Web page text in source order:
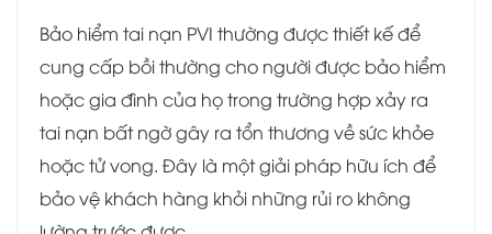
Bảo hiểm tai nạn PVI thường được thiết kế để
cung cấp bồi thường cho người được bảo hiểm
hoặc gia đình của họ trong trường hợp xảy ra
tai nạn bất ngờ gây ra tổn thương về sức khỏe
hoặc tử vong. Đây là một giải pháp hữu ích để
bảo vệ khách hàng khỏi những rủi ro không